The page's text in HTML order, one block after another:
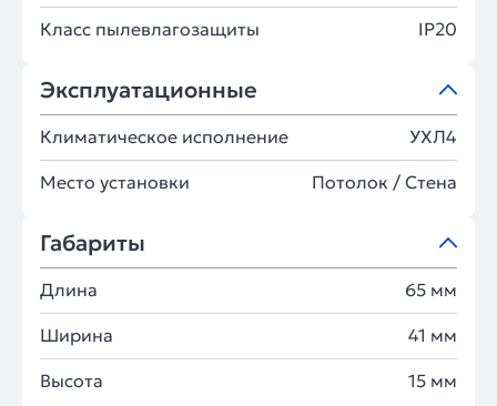
Класс пылевлагозащиты IP20
Эксплуатационные
Климатическое исполнение УХЛ4
Место установки Потолок / Cтена
Габариты
Длина 65 мм
Ширина 41 мм
Высота 15 мм